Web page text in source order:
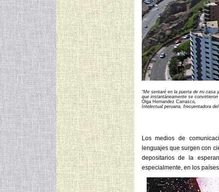
“Me sentaré en la puerta de mi
que instantáneamente se
Olga Hernandez Carrasco,
Intelectual peruana, frecuentadora
Los medios de
lenguajes que surgen con
depositarios de la
especialmente, en los